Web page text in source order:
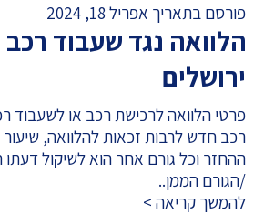
פורסם בתאריך אפריל 18, 2024
הלוואה נגד שעבוד רכב
ירושלים
פרטי הלוואה לרכישת רכב או לשעבוד
רכב חדש לרבות זכאות להלוואה, שיעור
ההחזר וכל גורם אחר הוא לשיקול דעתו
/הגורם הממן..
להמשך קריאה >